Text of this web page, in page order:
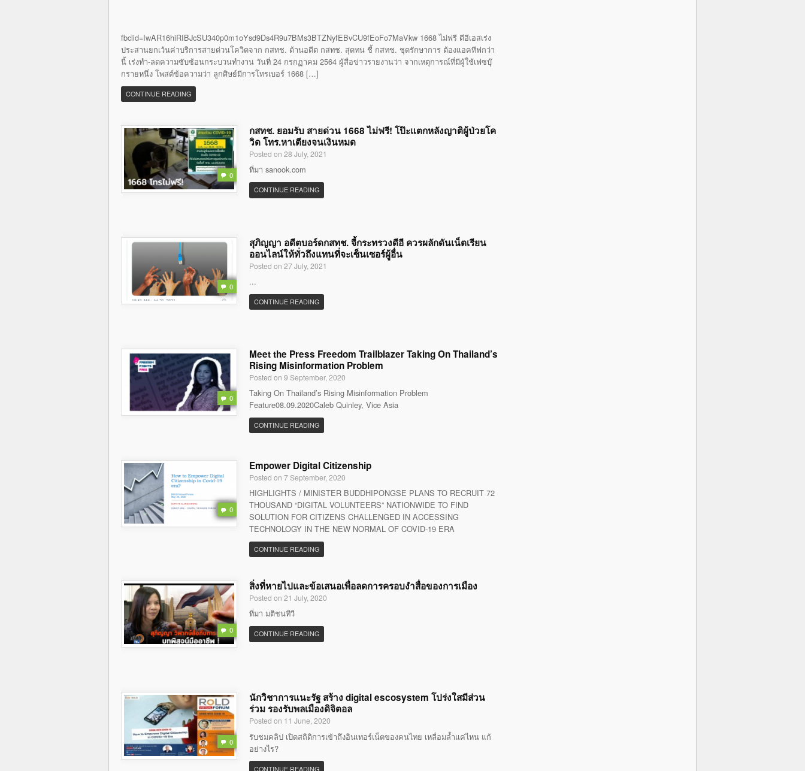
fbclid=IwAR16hiRIBJcSU340p0m1oYsd9Ds4R9u7BMs3BTZNyfEBvCU9fEoFo7MaVkw 1668 ไม่ฟรี ดีอีเอสเร่ง
ประสานยกเว้นค่าบริการสายด่วนโควิดจาก กสทช. ด้านอดีต กสทช. สุดทน ชี้ กสทช. ชุดรักษาการ ต้องแอคทีฟกว่า
นี้ เร่งทำ-ลดความซับซ้อนกระบวนทำงาน วันที่ 24 กรกฏาคม 2564 ผู้สื่อข่าวรายงานว่า จากเหตุการณ์ที่มีผู้ใช้เฟซบุ๊
กรายหนึ่ง โพสต์ข้อความว่า ลูกศิษย์มีการโทรเบอร์ 1668 […]
CONTINUE READING
0
กสทช. ยอมรับ สายด่วน 1668 ไม่ฟรี! โป๊ะแตกหลังญาติผู้ป่วยโค
วิด โทร.หาเตียงจนเงินหมด
Posted on 28 July, 2021
ที่มา sanook.com
CONTINUE READING
0
สุภิญญา อดีตบอร์ดกสทช. จี้กระทรวงดีอี ควรผลักดันเน็ตเรียน
ออนไลน์ให้ทั่วถึงแทนที่จะเซ็นเซอร์ผู้อื่น
Posted on 27 July, 2021
...
CONTINUE READING
0
Meet the Press Freedom Trailblazer Taking On Thailand’s
Rising Misinformation Problem
Posted on 9 September, 2020
Taking On Thailand’s Rising Misinformation Problem
Feature08.09.2020Caleb Quinley, Vice Asia
CONTINUE READING
0
Empower Digital Citizenship
Posted on 7 September, 2020
HIGHLIGHTS / MINISTER BUDDHIPONGSE PLANS TO RECRUIT 72
THOUSAND “DIGITAL VOLUNTEERS” NATIONWIDE TO FIND
SOLUTION FOR CITIZENS CHALLENGED IN ACCESSING
TECHNOLOGY IN THE NEW NORMAL OF COVID-19 ERA
CONTINUE READING
0
สิ่งที่หายไปและข้อเสนอเพื่อลดการครอบงำสื่อของการเมือง
Posted on 21 July, 2020
ที่มา มติชนทีวี
CONTINUE READING
0
นักวิชาการแนะรัฐ สร้าง digital escosystem โปร่งใสมีส่วน
ร่วม รองรับพลเมืองดิจิตอล
Posted on 11 June, 2020
รับชมคลิป เปิดสถิติการเข้าถึงอินเทอร์เน็ตของคนไทย เหลื่อมล้ำแค่ไหน แก้
อย่างไร?
CONTINUE READING